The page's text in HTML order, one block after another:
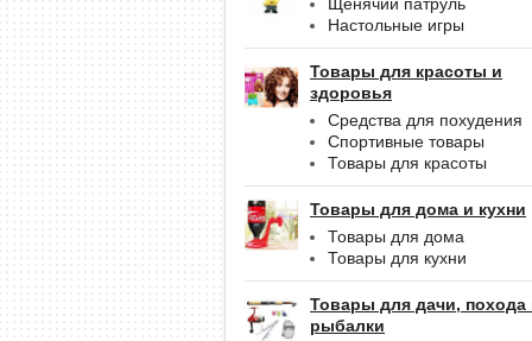
Настольные игры
Товары для красоты и
здоровья
Средства для похудения
Спортивные товары
Товары для красоты
Товары для дома и кухни
Товары для дома
Товары для кухни
Товары для дачи, похода
рыбалки